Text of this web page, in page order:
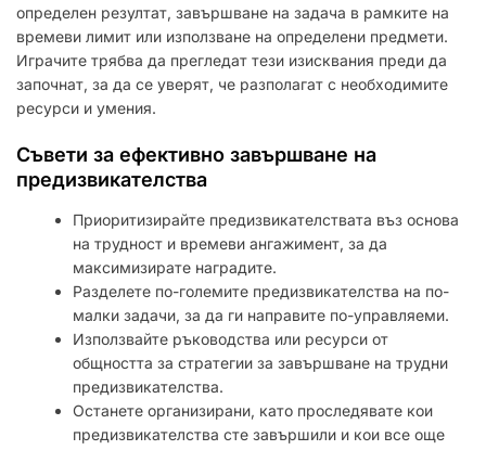
определен резултат, завършване на задача в рамките на
времеви лимит или използване на определени предмети.
Играчите трябва да прегледат тези изисквания преди да
започнат, за да се уверят, че разполагат с необходимите
ресурси и умения.
Съвети за ефективно завършване на
предизвикателства
Приоритизирайте предизвикателствата въз основа
на трудност и времеви ангажимент, за да
максимизирате наградите.
Разделете по-големите предизвикателства на по-
малки задачи, за да ги направите по-управляеми.
Използвайте ръководства или ресурси от
общността за стратегии за завършване на трудни
предизвикателства.
Останете организирани, като проследявате кои
предизвикателства сте завършили и кои все още